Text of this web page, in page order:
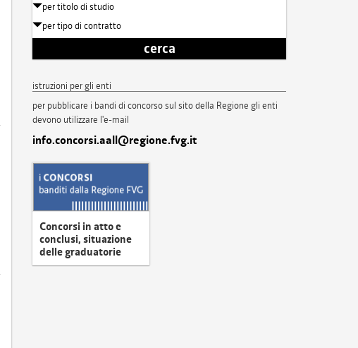
per titolo di studio
per tipo di contratto
cerca
istruzioni per gli enti
per pubblicare i bandi di concorso sul sito della Regione gli enti
devono utilizzare l'e-mail
info.concorsi.aall@regione.fvg.it
Concorsi in atto e
conclusi, situazione
delle graduatorie